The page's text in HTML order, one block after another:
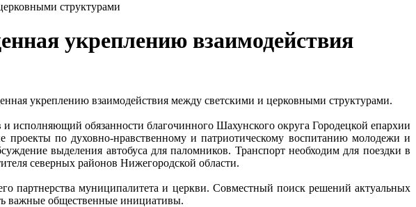
структурами
укреплению взаимодействия
укреплению взаимодействия между светскими и церковными структурами.
исполняющий обязанности благочинного Шахунского округа Городецкой епархии
по духовно-нравственному и патриотическому воспитанию молодежи и
выделения автобуса для паломников. Транспорт необходим для поездки в
северных районов Нижегородской области.
партнерства муниципалитета и церкви. Совместный поиск решений актуальных
важные общественные инициативы.